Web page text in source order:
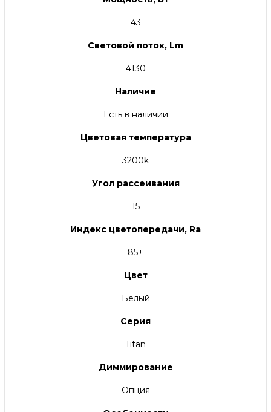
43
Световой поток, Lm
4130
Наличие
Есть в наличии
Цветовая температура
3200k
Угол рассеивания
15
Индекс цветопередачи, Ra
85+
Цвет
Белый
Серия
Titan
Диммирование
Опция